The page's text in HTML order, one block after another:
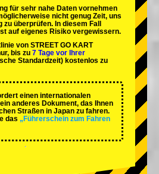
für sehr nahe Daten vornehmen
nicht genug Zeit, uns
überprüfen. In diesem Fall
auf eigenes Risiko vergewissern.
von STREET GO KART
bis zu 7 Tage vor Ihrer
Standardzeit) kostenlos zu
einen internationalen
anderes Dokument, das Ihnen
Straßen in Japan zu fahren.
das „Führerschein zum Fahren